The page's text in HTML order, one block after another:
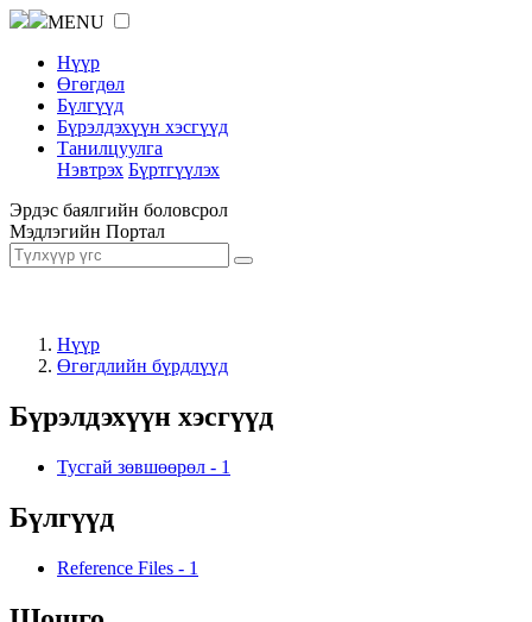
MENU
Нүүр
Өгөгдөл
Бүлгүүд
Бүрэлдэхүүн хэсгүүд
Танилцуулга
Нэвтрэх Бүртгүүлэх
Эрдэс баялгийн боловсрол
Мэдлэгийн Портал
Нүүр
Өгөгдлийн бүрдлүүд
Бүрэлдэхүүн хэсгүүд
Тусгай зөвшөөрөл - 1
Бүлгүүд
Reference Files - 1